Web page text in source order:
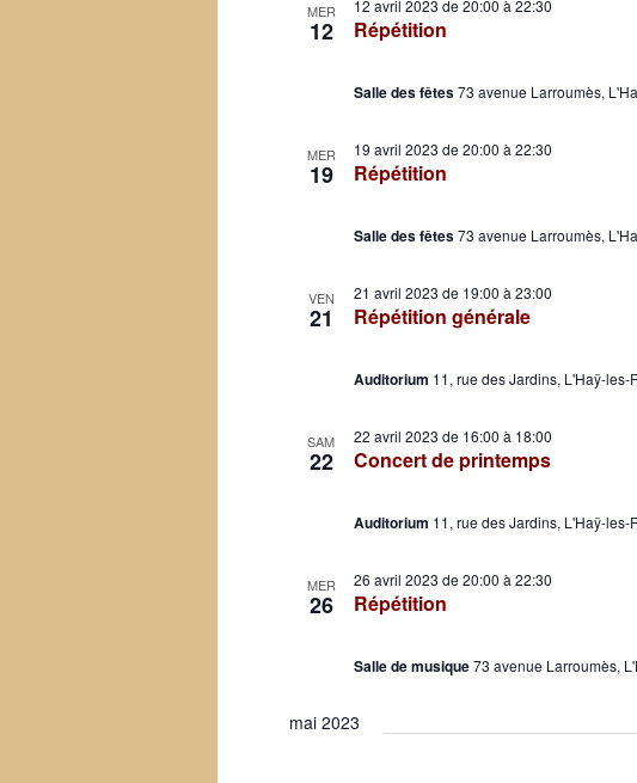
MER
12 Répétition
12 avril 2023 de 20:00 à 22:30
Salle des fêtes73 avenue Larroumès,
MER
19 Répétition
19 avril 2023 de 20:00 à 22:30
Salle des fêtes73 avenue Larroumès,
VEN
21 Répétition générale
21 avril 2023 de 19:00 à 23:00
Auditorium 11, rue des Jardins, L'Haÿ-les-
SAM
22 Concert de printemps
22 avril 2023 de 16:00 à 18:00
Auditorium 11, rue des Jardins, L'Haÿ-les-
MER
26 Répétition
26 avril 2023 de 20:00 à 22:30
Salle de musique73 avenue Larroumès,
mai 2023